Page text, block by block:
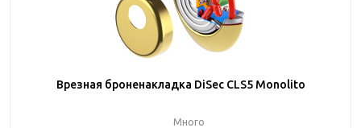
Врезная броненакладка DiSec CLS5 Monolito
Много